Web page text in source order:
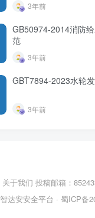
3年前
GB50974-2014消防
范
3年前
GBT7894-2023水轮
3年前
关于我们 投稿邮箱：
智达安安全平台 · 蜀ICP备